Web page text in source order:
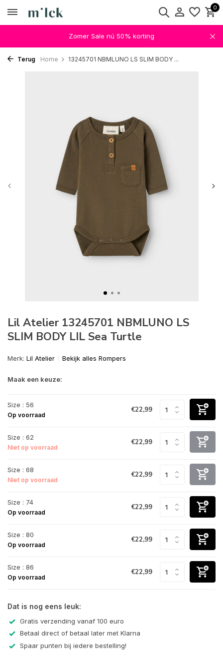
0
Zomer Sale nú 50% korting
Terug Home 13245701 NBMLUNO LS SLIM BODY ...
Lil Atelier 13245701 NBMLUNO LS
SLIM BODY LIL Sea Turtle
Merk: Lil Atelier Bekijk alles Rompers
Maak een keuze:
Size : 56
Op voorraad
€22,99
Size : 62
Niet op voorraad
€22,99
Size : 68
Niet op voorraad
€22,99
Size : 74
Op voorraad
€22,99
Size : 80
Op voorraad
€22,99
Size : 86
Op voorraad
€22,99
Dat is nog eens leuk:
Gratis verzending vanaf 100 euro
Betaal direct of betaal later met Klarna
Spaar punten bij iedere bestelling!